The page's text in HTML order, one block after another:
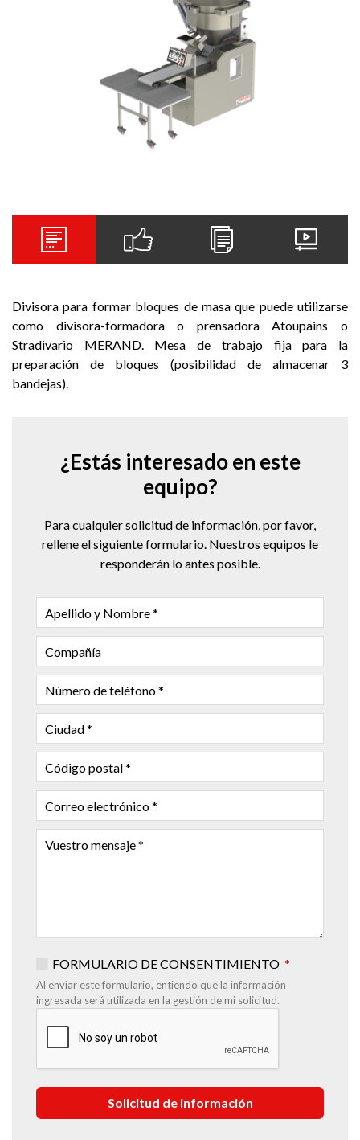
¿Estás interesado en este
equipo?
Para cualquier solicitud de información, por favor,
rellene el siguiente formulario. Nuestros equipos le
responderán lo antes posible.
APELLIDO
Y
NOMBRE
COMPAÑÍA
NÚMERO
DE
TELÉFONO
CIUDAD
CÓDIGO
POSTAL
CORREO
ELECTRÓNICO
VUESTRO
FORMULARIO DE CONSENTIMIENTO
Al enviar este formulario, entiendo que la información
ingresada será utilizada en la gestión de mi solicitud.
Divisora para formar bloques de masa que puede utilizarse
como divisora-formadora o prensadora Atoupains o
Stradivario MERAND. Mesa de trabajo fija para la
preparación de bloques (posibilidad de almacenar 3
bandejas).